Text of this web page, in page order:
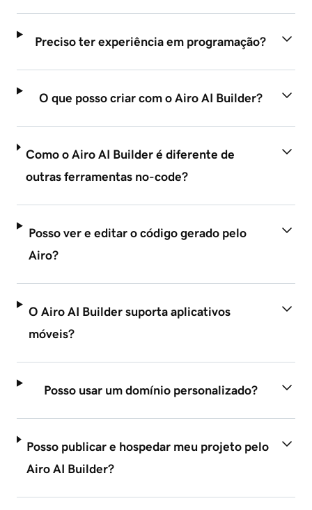
Preciso ter experiência em programação?
O que posso criar com o Airo AI Builder?
Como o Airo AI Builder é diferente de
outras ferramentas no-code?
Posso ver e editar o código gerado pelo
Airo?
O Airo AI Builder suporta aplicativos
móveis?
Posso usar um domínio personalizado?
Posso publicar e hospedar meu projeto pelo
Airo AI Builder?